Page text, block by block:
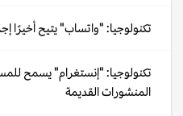
تكنولوجيا: "واتساب" يتيح أخيرًا
تكنولوجيا: "إنستغرام" يسمح
المنشورات القديمة